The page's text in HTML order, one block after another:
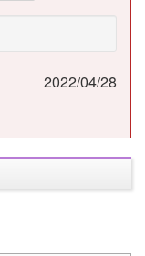
2022/04/28